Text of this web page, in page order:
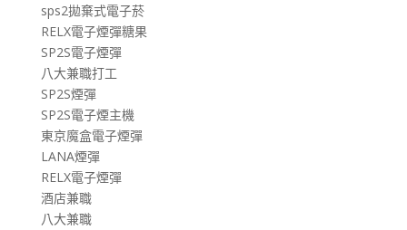
sps2拋棄式電子菸
RELX電子煙彈糖果
SP2S電子煙彈
八大兼職打工
SP2S煙彈
SP2S電子煙主機
東京魔盒電子煙彈
LANA煙彈
RELX電子煙彈
酒店兼職
八大兼職